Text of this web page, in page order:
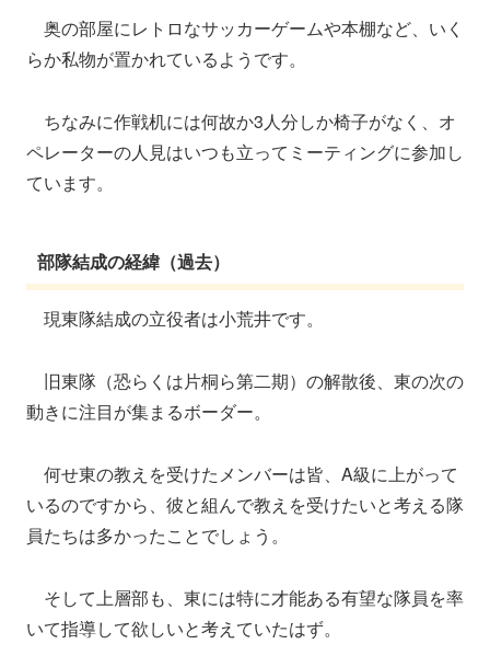
奥の部屋にレトロなサッカーゲームや本棚など、いく
らか私物が置かれているようです。
ちなみに作戦机には何故か3人分しか椅子がなく、オ
ペレーターの人見はいつも立ってミーティングに参加し
ています。
部隊結成の経緯（過去）
現東隊結成の立役者は小荒井です。
旧東隊（恐らくは片桐ら第二期）の解散後、東の次の
動きに注目が集まるボーダー。
何せ東の教えを受けたメンバーは皆、A級に上がって
いるのですから、彼と組んで教えを受けたいと考える隊
員たちは多かったことでしょう。
そして上層部も、東には特に才能ある有望な隊員を率
いて指導して欲しいと考えていたはず。